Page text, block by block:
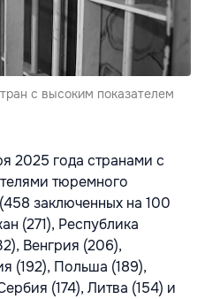
с высоким показателем
2025 года странами с
тюремного
заключенных на 100
(271), Республика
Венгрия (206),
(192), Польша (189),
(174), Литва (154) и